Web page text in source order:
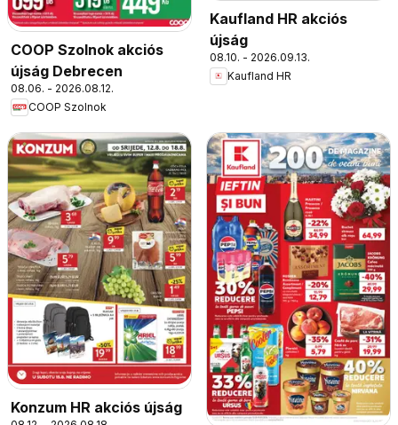
COOP Szolnok akciós
újság Debrecen
08.06. - 2026.08.12.
COOP Szolnok
Kaufland HR akciós
újság
08.10. - 2026.09.13.
Kaufland HR
Konzum HR akciós újság